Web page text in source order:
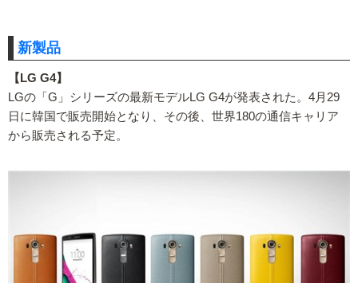
新製品
【LG G4】
LGの「G」シリーズの最新モデルLG G4が発表された。4月29
日に韓国で販売開始となり、その後、世界180の通信キャリア
から販売される予定。